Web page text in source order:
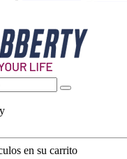
en su carrito